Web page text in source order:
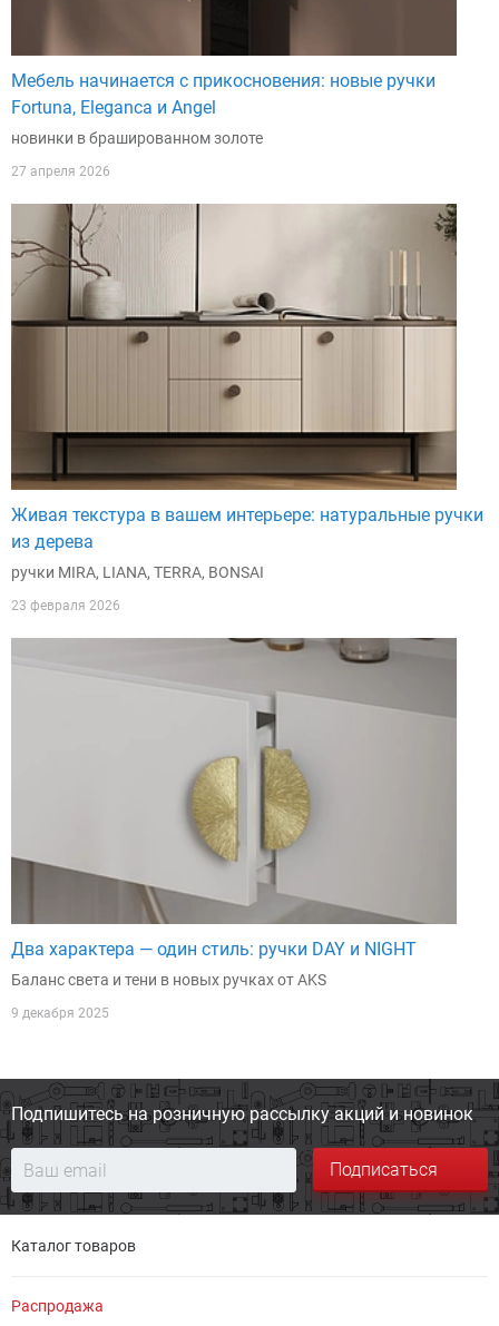
Мебель начинается с прикосновения: новые ручки
Fortuna, Eleganca и Angel
новинки в брашированном золоте
27 апреля 2026
Живая текстура в вашем интерьере: натуральные ручки
из дерева
ручки MIRA, LIANA, TERRA, BONSAI
23 февраля 2026
Два характера — один стиль: ручки DAY и NIGHT
Баланс света и тени в новых ручках от AKS
9 декабря 2025
Подпишитесь на розничную рассылку акций и новинок
Подписаться
Каталог товаров
Распродажа